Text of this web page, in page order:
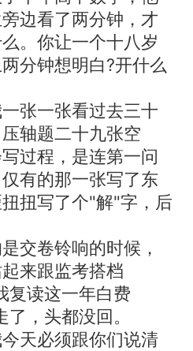
边看了两分钟，才
。你让一个十八岁
分钟想明白?开什么
张一张看过去三十
轴题二十九张空
过程，是连第一问
有的那一张写了东
扭写了个"解"字，后
交卷铃响的时候，
来跟监考搭档
复读这一年白费
，头都没回。
天必须跟你们说清